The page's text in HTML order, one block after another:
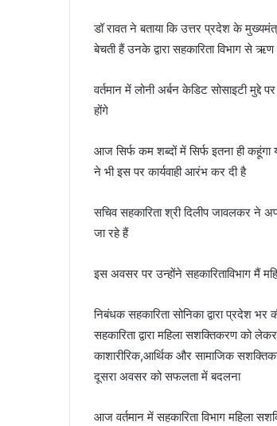
डॉ रावत ने बताया कि उत्तर प्रदेश के
बेचती हैं उनके द्वारा सहकारिता विभाग से
वर्तमान में लोनी अर्बन केडिट सोसाइटी
होंगे
आज सिर्फ कम शब्दों में सिर्फ इतना ही
ने भी इस पर कार्यवाही आरंभ कर दी है
सचिव सहकारिता श्री दिलीप जावलकर ने
जा रहे हैं
इस अवसर पर उन्होंने सहकारिताविभाग मैं
निबंधक सहकारिता सोनिका द्वारा प्रदेश
सहकारिता द्वारा महिला सशक्तिकरण को
काशारीरिक,आर्थिक और सामाजिक
दूसरा अवसर को सफलता में बदलना
आज वर्तमान में सहकारिता विभाग महिला